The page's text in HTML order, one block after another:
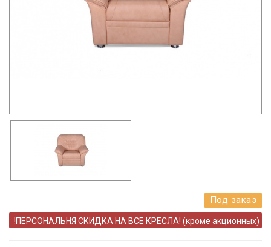
Под заказ
!ПЕРСОНАЛЬНЯ СКИДКА НА ВСЕ КРЕСЛА! (кроме акционных)